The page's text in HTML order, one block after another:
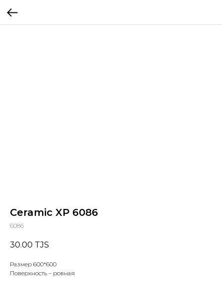
Ceramic XP 6086
6086
30.00 TJS
Размер 600*600
Поверхность – ровная